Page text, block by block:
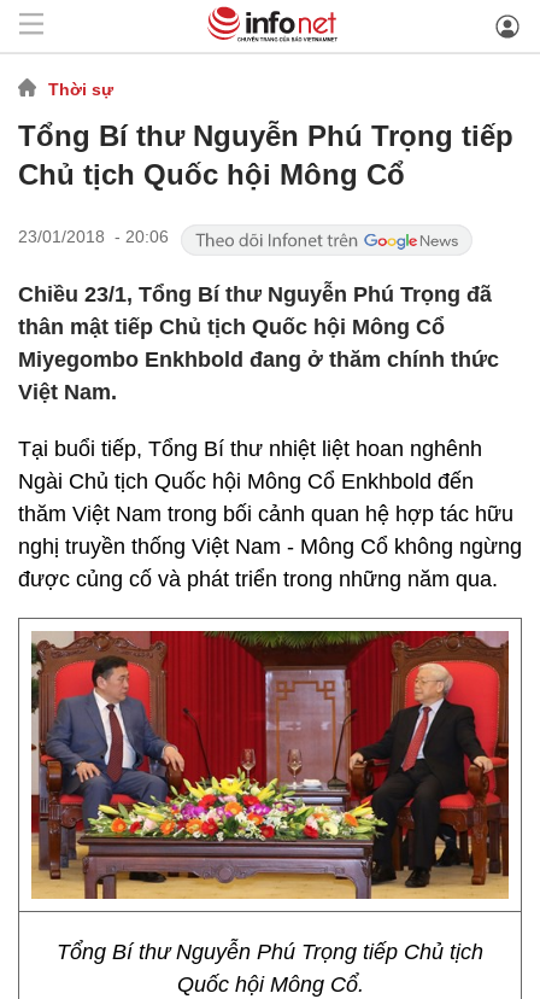
Thời sự
Tổng Bí thư Nguyễn Phú Trọng tiếp
Chủ tịch Quốc hội Mông Cổ
23/01/2018 - 20:06
Chiều 23/1, Tổng Bí thư Nguyễn Phú Trọng đã
thân mật tiếp Chủ tịch Quốc hội Mông Cổ
Miyegombo Enkhbold đang ở thăm chính thức
Việt Nam.
Tại buổi tiếp, Tổng Bí thư nhiệt liệt hoan nghênh
Ngài Chủ tịch Quốc hội Mông Cổ Enkhbold đến
thăm Việt Nam trong bối cảnh quan hệ hợp tác hữu
nghị truyền thống Việt Nam - Mông Cổ không ngừng
được củng cố và phát triển trong những năm qua.
Tổng Bí thư Nguyễn Phú Trọng tiếp Chủ tịch
Quốc hội Mông Cổ.